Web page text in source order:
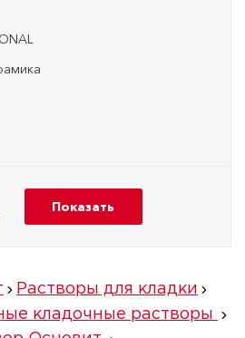
Растворы для кладки
кладочные растворы